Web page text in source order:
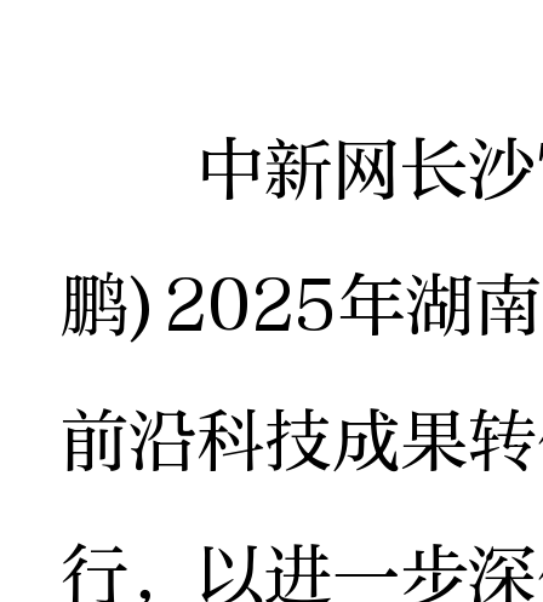
中新网长沙
鹏)2025年湖
前沿科技成果
行，以进一步